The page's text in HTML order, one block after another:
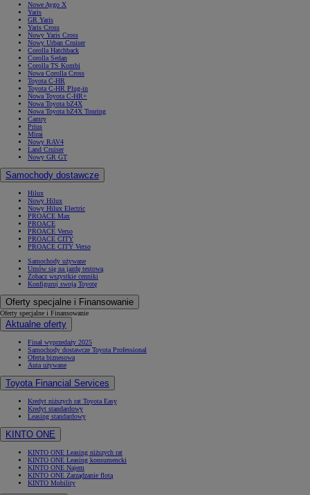
Nowe Aygo X
Yaris
GR Yaris
Yaris Cross
Nowy Yaris Cross
Nowy Urban Cruiser
Corolla Hatchback
Corolla Sedan
Corolla TS Kombi
Nowa Corolla Cross
Toyota C-HR
Toyota C-HR Plug-in
Nowa Toyota C-HR+
Nowa Toyota bZ4X
Nowa Toyota bZ4X Touring
Camry
Prius
Mirai
Nowy RAV4
Land Cruiser
Nowy GR GT
Samochody dostawcze
Hilux
Nowy Hilux
Nowy Hilux Electric
PROACE Max
PROACE
PROACE Verso
PROACE CITY
PROACE CITY Verso
Samochody używane
Umów się na jazdę testową
Zobacz wszystkie cenniki
Konfiguruj swoją Toyotę
Oferty specjalne i Finansowanie
Oferty specjalne i Finansowanie
Aktualne oferty
Finał wyprzedaży 2025
Samochody dostawcze Toyota Professional
Oferta biznesowa
Auta używane
Toyota Financial Services
Kredyt niższych rat Toyota Easy
Kredyt standardowy
Leasing standardowy
KINTO ONE
KINTO ONE Leasing niższych rat
KINTO ONE Leasing konsumencki
KINTO ONE Najem
KINTO ONE Zarządzanie flotą
KINTO Mobility